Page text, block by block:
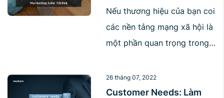
báo từ trước, Zalo chính
thức triển khai 3 gói thuê
bao tháng cho [...]
trên TikTok
Nếu thương hiệu của bạn coi
các nền tảng mạng xã hội là
một phần quan trọng trong
một số insights này sẽ giúp
bạn cải thiện các chiến dịch
26 tháng 07, 2022
Customer Needs: Làm